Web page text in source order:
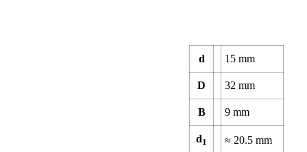
d 15 mm
D 32 mm
B 9 mm
d1 ≈ 20.5 mm